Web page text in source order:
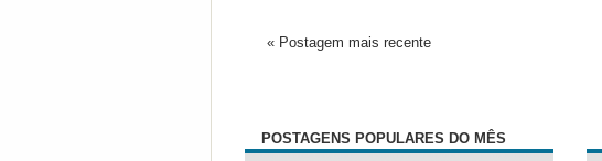
« Postagem mais recente
POSTAGENS POPULARES DO MÊS